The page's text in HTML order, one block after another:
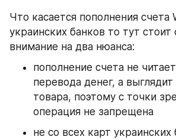
Что касается пополнения счета
украинских банков то тут стоит
внимание на два нюанса:
пополнение счета не
перевода денег, а выглядит
товара, поэтому с точки
операция не запрещена
не со всех карт украинских